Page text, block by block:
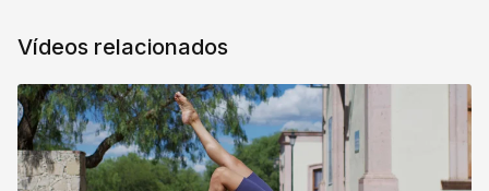
Vídeos relacionados